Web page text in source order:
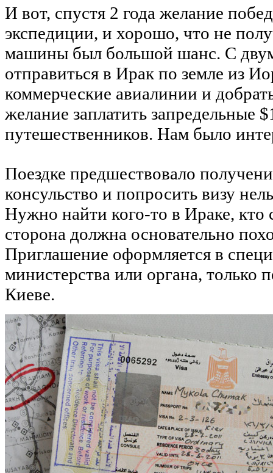
И вот, спустя 2 года желание
экспедиции, и хорошо, что не
машины был большой шанс. С
отправиться в Ирак по земле из
коммерческие авиалинии и
желание заплатить запредельные
путешественников. Нам было
Поездке предшествовало
консульство и попросить визу
Нужно найти кого-то в Ираке,
сторона должна основательно
Приглашение оформляется в
министерства или органа, только
Киеве.